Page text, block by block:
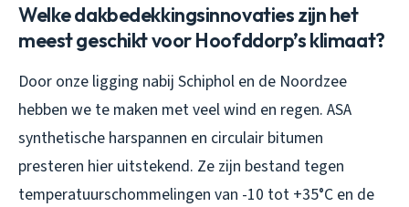
Welke dakbedekkingsinnovaties zijn het
meest geschikt voor Hoofddorp’s klimaat?
Door onze ligging nabij Schiphol en de Noordzee
hebben we te maken met veel wind en regen. ASA
synthetische harspannen en circulair bitumen
presteren hier uitstekend. Ze zijn bestand tegen
temperatuurschommelingen van -10 tot +35°C en de